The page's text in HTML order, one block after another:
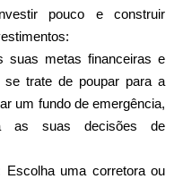
Rondas
pouco e construir
suas metas financeiras e
se trate de poupar para a
um fundo de emergência,
as suas decisões de
Escolha uma corretora ou